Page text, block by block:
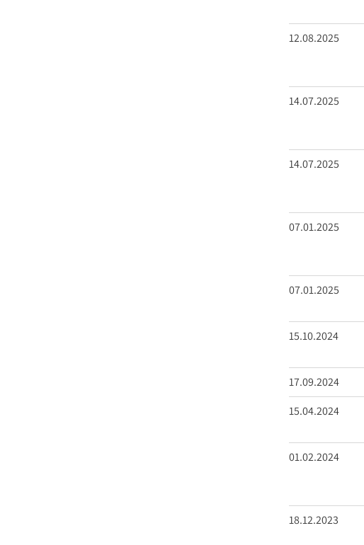
12.08.2025
14.07.2025
14.07.2025
07.01.2025
07.01.2025
15.10.2024
17.09.2024
15.04.2024
01.02.2024
18.12.2023